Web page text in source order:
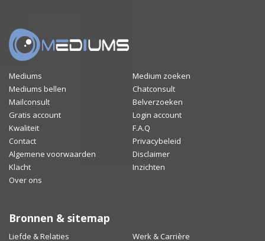
Mediums
Medium zoeken
Mediums bellen
Chatconsult
Mailconsult
Belverzoeken
Gratis account
Login account
Kwaliteit
F.A.Q
Contact
Privacybeleid
Algemene voorwaarden
Disclaimer
Klacht
Inzichten
Over ons
Bronnen & sitemap
Liefde & Relaties Werk & Carrière